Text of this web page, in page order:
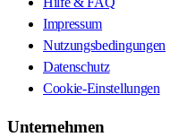
Impressum
Nutzungsbedingungen
Datenschutz
Cookie-Einstellungen
Unternehmen